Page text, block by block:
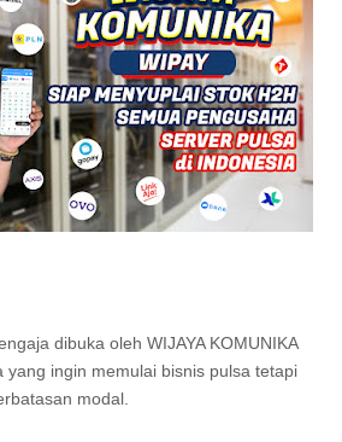
dibuka oleh WIJAYA KOMUNIKA
yang ingin memulai bisnis pulsa tetapi
modal.